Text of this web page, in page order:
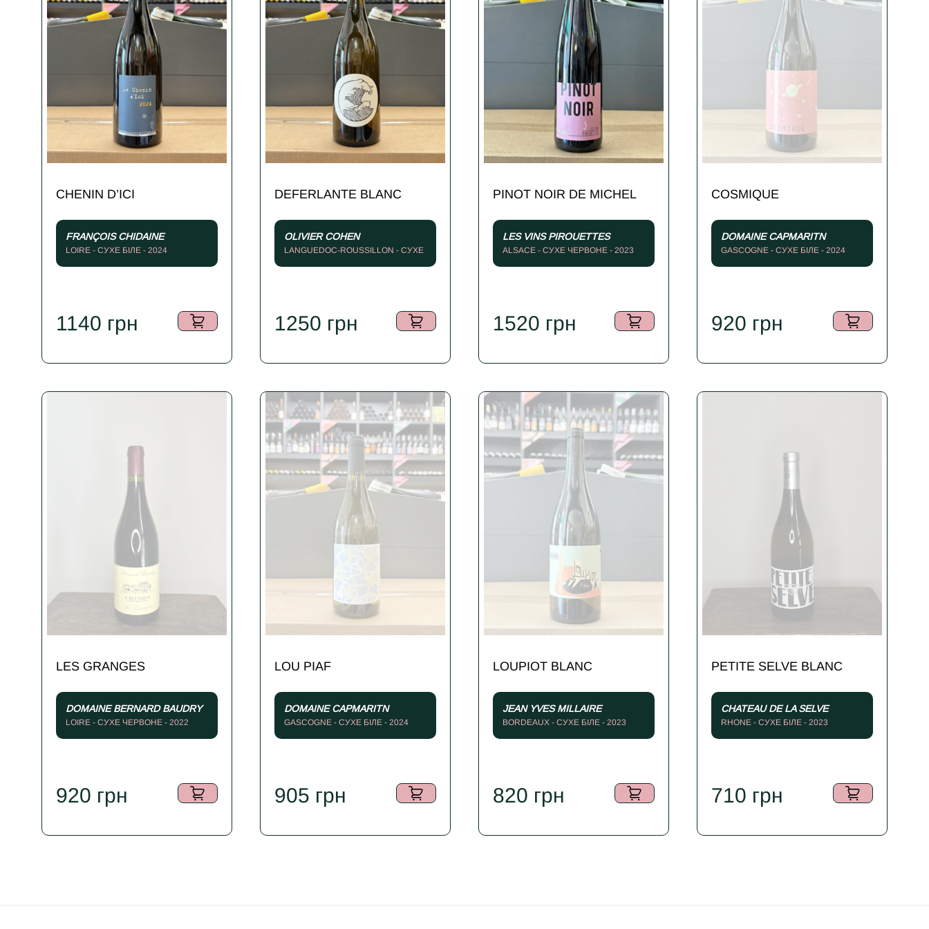
CHENIN D’ICI
FRANÇOIS CHIDAINE
LOIRE - СУХЕ БІЛЕ - 2024
1140 грн
DEFERLANTE BLANC
OLIVIER COHEN
LANGUEDOC-ROUSSILLON - СУХЕ
1250 грн
PINOT NOIR DE MICHEL
LES VINS PIROUETTES
ALSACE - СУХЕ ЧЕРВОНЕ - 2023
1520 грн
COSMIQUE
DOMAINE CAPMARITN
GASCOGNE - СУХЕ БІЛЕ - 2024
920 грн
LES GRANGES
DOMAINE BERNARD BAUDRY
LOIRE - СУХЕ ЧЕРВОНЕ - 2022
920 грн
LOU PIAF
DOMAINE CAPMARITN
GASCOGNE - СУХЕ БІЛЕ - 2024
905 грн
LOUPIOT BLANC
JEAN YVES MILLAIRE
BORDEAUX - СУХЕ БІЛЕ - 2023
820 грн
PETITE SELVE BLANC
CHATEAU DE LA SELVE
RHONE - СУХЕ БІЛЕ - 2023
710 грн